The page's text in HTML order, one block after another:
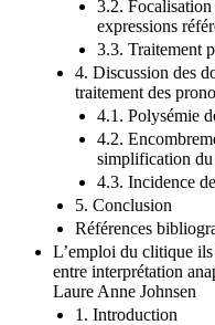
3.2.
expressions
3.3. Traitement
4. Discussion des
traitement des
4.1. Polysémie
4.2.
simplification
4.3. Incidence
5. Conclusion
Références
L’emploi du clitique
entre interprétation
Laure Anne Johnsen
1. Introduction